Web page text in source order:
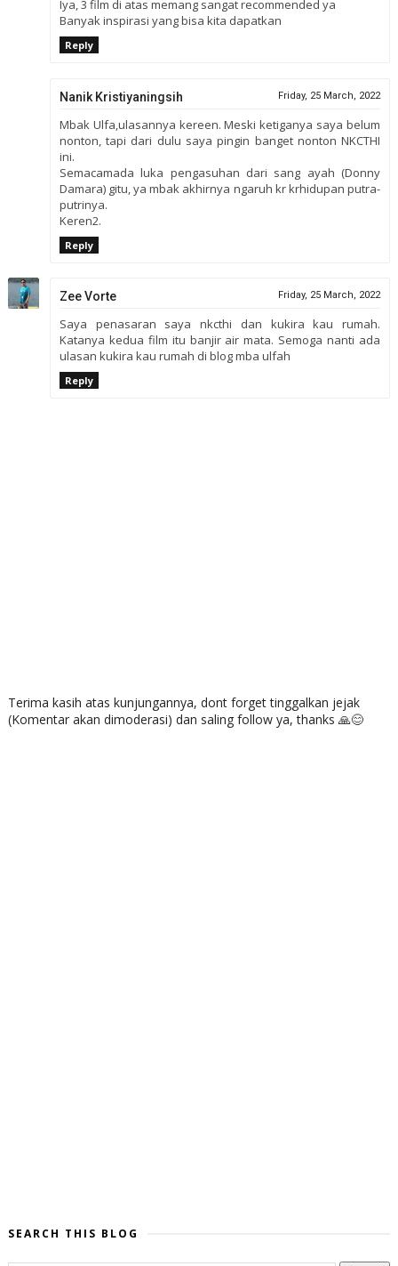
Iya, 3 film di atas memang sangat recommended ya
Banyak inspirasi yang bisa kita dapatkan
Reply
Nanik Kristiyaningsih Friday, 25 March, 2022
Mbak Ulfa,ulasannya kereen. Meski ketiganya saya belum
nonton, tapi dari dulu saya pingin banget nonton NKCTHI
ini.
Semacamada luka pengasuhan dari sang ayah (Donny
Damara) gitu, ya mbak akhirnya ngaruh kr krhidupan putra-
putrinya.
Keren2.
Reply
Zee Vorte Friday, 25 March, 2022
Saya penasaran saya nkcthi dan kukira kau rumah.
Katanya kedua film itu banjir air mata. Semoga nanti ada
ulasan kukira kau rumah di blog mba ulfah
Reply
Terima kasih atas kunjungannya, dont forget tinggalkan jejak
(Komentar akan dimoderasi) dan saling follow ya, thanks 🙏😊
SEARCH THIS BLOG